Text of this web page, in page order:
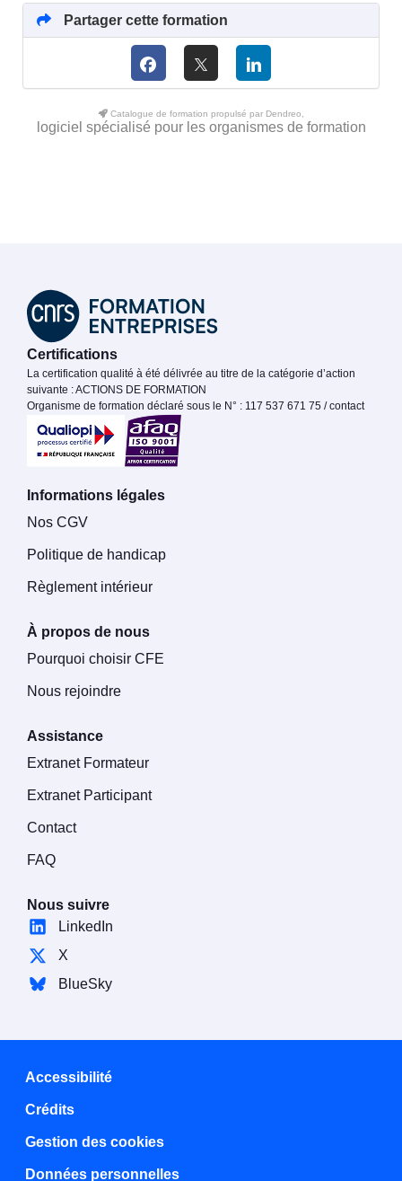
Partager cette formation
Catalogue de formation propulsé par Dendreo,
logiciel spécialisé pour les organismes de formation
Certifications
La certification qualité à été délivrée au titre de la catégorie d’action
suivante : ACTIONS DE FORMATION
Organisme de formation déclaré sous le N° : 117 537 671 75 / contact
Informations légales
Nos CGV
Politique de handicap
Règlement intérieur
À propos de nous
Pourquoi choisir CFE
Nous rejoindre
Assistance
Extranet Formateur
Extranet Participant
Contact
FAQ
Nous suivre
LinkedIn
X
BlueSky
Accessibilité
Crédits
Gestion des cookies
Données personnelles